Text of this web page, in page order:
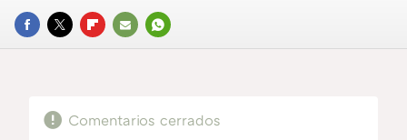
FACEBOOK
TWITTERFLIPBOARD
E-
WHATSAPP
Comentarios cerrados